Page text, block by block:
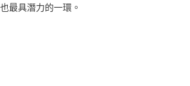
最具潛力的一環。